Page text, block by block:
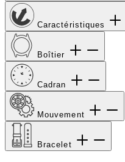
Caractéristiques
Boîtier
Cadran
Mouvement
Bracelet